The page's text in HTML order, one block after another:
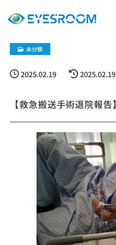
未分類
2025.02.19 2025.02.19
【救急搬送手術退院報告】